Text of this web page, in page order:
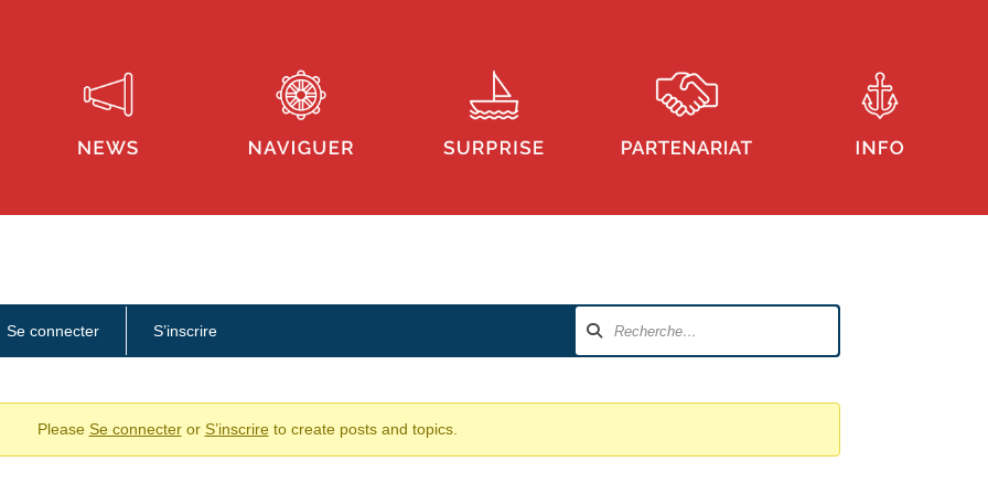
Se connecter S’inscrire
Please Se connecteror S’inscrire to create posts and topics.